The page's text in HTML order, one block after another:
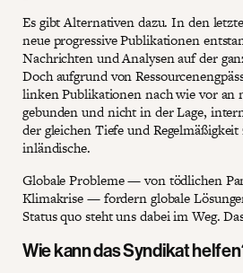
Es gibt Alternativen dazu. In den
neue progressive Publikationen
Nachrichten und Analysen auf der
Doch aufgrund von
linken Publikationen nach wie vor an
gebunden und nicht in der Lage,
der gleichen Tiefe und
inländische.
Globale Probleme — von tödlichen
Klimakrise — fordern globale
Status quo steht uns dabei im Weg.
Wie kann das Syndikat